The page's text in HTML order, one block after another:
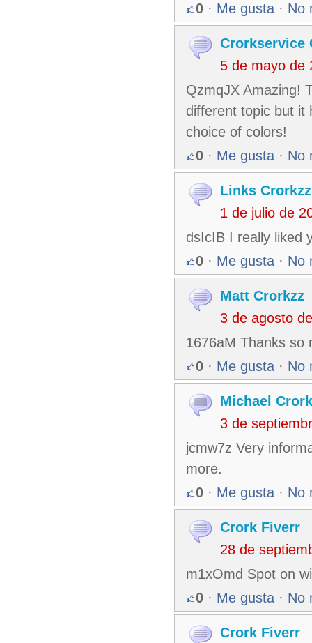
0 · Me gusta · No
Crorkservice
5 de mayo de
QzmqJX Amazing!
different topic but it
choice of colors!
0 · Me gusta · No
Links Crorkzz
1 de julio de
dsIcIB I really liked
0 · Me gusta · No
Matt Crorkzz
3 de agosto
1676aM Thanks so
0 · Me gusta · No
Michael Crork
3 de
jcmw7z Very
more.
0 · Me gusta · No
Crork Fiverr
28 de
m1xOmd Spot on
0 · Me gusta · No
Crork Fiverr